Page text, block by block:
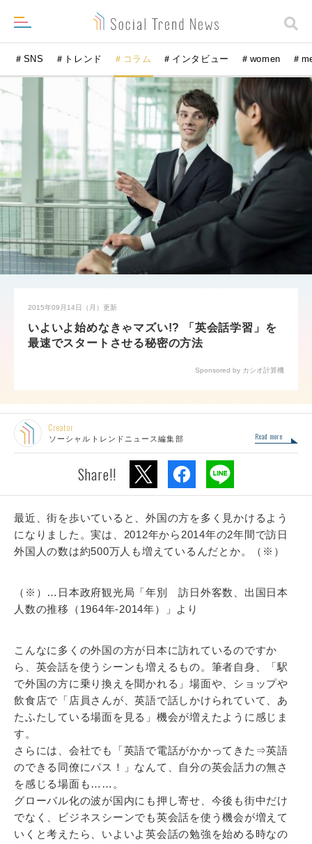
＃SNS ＃トレンド ＃コラム ＃インタビュー ＃women ＃
2015年09月14日（月） 更新
いよいよ始めなきゃマズい!? 「英会話学習」を
最速でスタートさせる秘密の方法
Sponsored by カシオ計算機
Creator
ソーシャルトレンドニュース編集部 Read more
Share!!
最近、街を歩いていると、外国の方を多く見かけるよう
になりました。実は、2012年から2014年の2年間で訪日
外国人の数は約500万人も増えているんだとか。（※）
（※）…日本政府観光局「年別 訪日外客数、出国日本
人数の推移（1964年‐2014年）」より
こんなに多くの外国の方が日本に訪れているのですか
ら、英会話を使うシーンも増えるもの。筆者自身、「駅
で外国の方に乗り換えを聞かれる」場面や、ショップや
飲食店で「店員さんが、英語で話しかけられていて、あ
たふたしている場面を見る」機会が増えたように感じま
す。
さらには、会社でも「英語で電話がかかってきた⇒英語
のできる同僚にパス！」なんて、自分の英会話力の無さ
を感じる場面も……。
グローバル化の波が国内にも押し寄せ、今後も街中だけ
でなく、ビジネスシーンでも英会話を使う機会が増えて
いくと考えたら、いよいよ英会話の勉強を始める時なの